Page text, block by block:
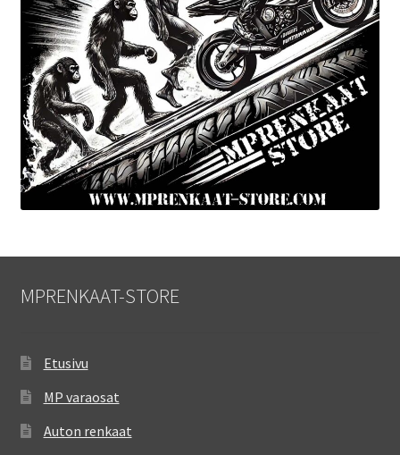
MPRENKAAT-STORE
Etusivu
MP varaosat
Auton renkaat